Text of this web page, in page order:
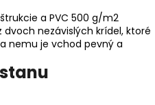
a PVC 500 g/m2
nezávislých krídel, ktoré
nemu je vchod pevný a